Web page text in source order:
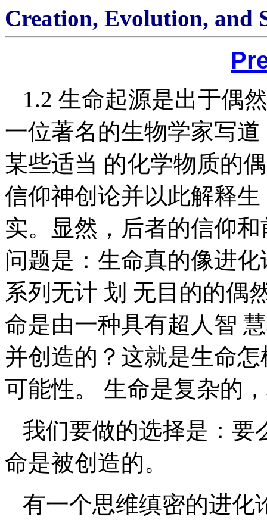
Creation, Evolution, and
1.2 生命起源是出于偶
一位著名的生物学家写
某些适当 的化学物质的
信仰神创论并以此解释
实。显然，后者的信仰
问题是：生命真的像进
系列无计 划 无目的的偶
命是由一种具有超人智
并创造的？这就是生命
可能性。 生命是复杂的
我们要做的选择是：要
命是被创造的。
有一个思维缜密的进化